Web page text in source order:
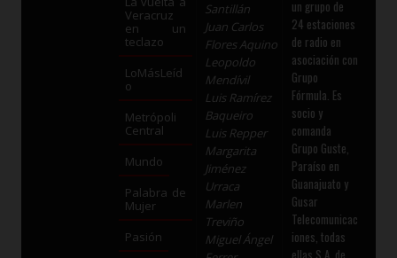
Veracruz
en un
teclazo
LoMásLeíd
o
Metrópoli
Central
Mundo
Palabra de
Mujer
Pasión
Santillán
Juan Carlos
Flores Aquino
Leopoldo
Mendívil
Luis Ramírez
Baqueiro
Luis Repper
Margarita
Jiménez
Urraca
Marlen
Treviño
Miguel Ángel
un grupo de
24 estaciones
de radio en
asociación con
Grupo
Fórmula. Es
socio y
comanda
Grupo Guste,
Paraíso en
Guanajuato y
Gusar
Telecomunicac
iones, todas
ellas S.A. de